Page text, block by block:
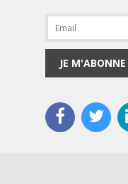
JE M'ABONNE